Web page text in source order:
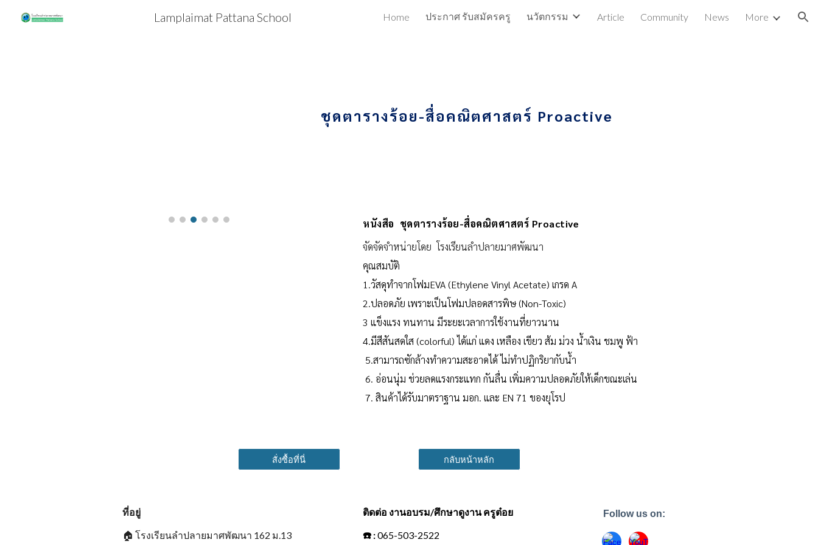
Skip to main content Skip to navigation
Lamplaimat Pattana School Home ประกาศ รับสมัครครู นวัตกรรม Article Community News More
ชุดตารางร้อย-สื่อคณิตศาสตร์ Proactive
หนังสือ ชุดตารางร้อย-สื่อคณิตศาสตร์ Proactive
จัดจัดจำหน่ายโดย โรงเรียนลำปลายมาศพัฒนา
คุณสมบัติ
1.วัสดุทำจากโฟมEVA (Ethylene Vinyl Acetate) เกรด A
2.ปลอดภัย เพราะเป็นโฟมปลอดสารพิษ (Non-Toxic)
3 แข็งแรง ทนทาน มีระยะเวลาการใช้งานที่ยาวนาน
4.มีสีสันสดใส (colorful) ได้แก่ แดง เหลือง เขียว ส้ม ม่วง น้ำเงิน ชมพู ฟ้า
5.สามารถซักล้างทำความสะอาดได้ ไม่ทำปฏิกริยากับน้ำ
6. อ่อนนุ่ม ช่วยลดแรงกระแทก กันลื่น เพิ่มความปลอดภัยให้เด็กขณะเล่น
7. สินค้าได้รับมาตราฐาน มอก. และ EN 71 ของยุโรป
สั่งซื้อที่นี่ กลับหน้าหลัก
ที่อยู่
🏠โรงเรียนลำปลายมาศพัฒนา 162 ม.13
ติดต่อ งานอบรม/ศึกษาดูงาน ครูต๋อย
☎️ :065-503-2522
Follow us on: